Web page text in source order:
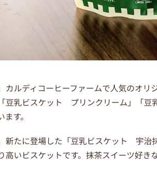
カルディコーヒーファームで人気のオ
豆乳ビスケット プリンクリーム」「
す。
新たに登場した「豆乳ビスケット 宇治
高いビスケットです。抹茶スイーツ好き